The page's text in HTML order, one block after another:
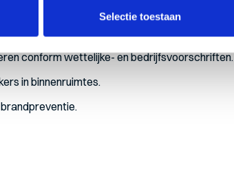
Selectie toestaan
Isolatiebedrijf.
conform wettelijke- en bedrijfsvoorschriften.
in binnenruimtes.